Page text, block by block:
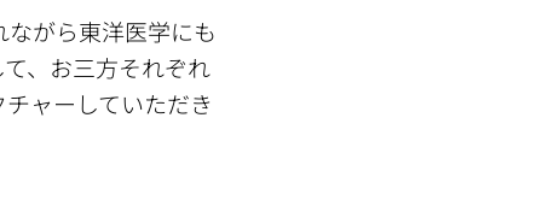
がら東洋医学にも
、お三方それぞれ
ャーしていただき